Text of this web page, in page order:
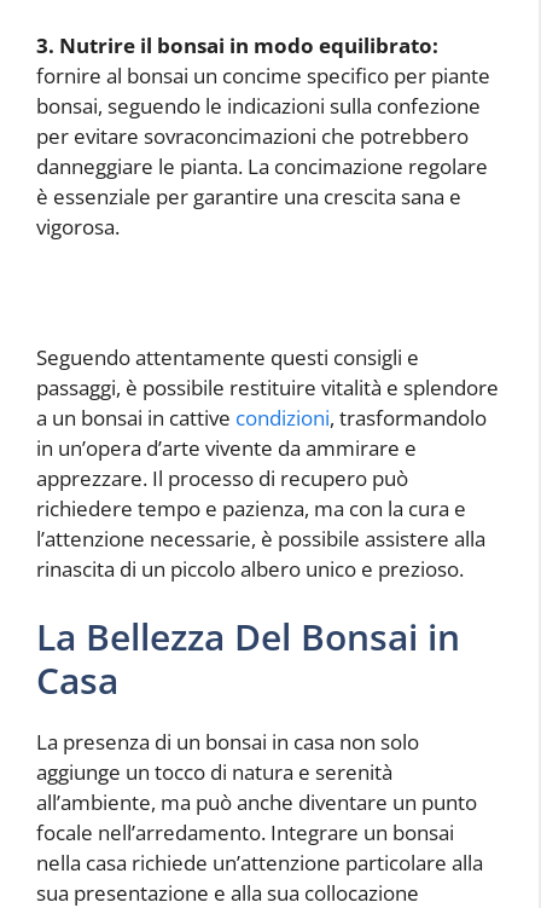
3. Nutrire il bonsai in modo equilibrato:
fornire al bonsai un concime specifico per piante
bonsai, seguendo le indicazioni sulla confezione
per evitare sovraconcimazioni che potrebbero
danneggiare le pianta. La concimazione regolare
è essenziale per garantire una crescita sana e
vigorosa.
Seguendo attentamente questi consigli e
passaggi, è possibile restituire vitalità e splendore
a un bonsai in cattive condizioni, trasformandolo
in un’opera d’arte vivente da ammirare e
apprezzare. Il processo di recupero può
richiedere tempo e pazienza, ma con la cura e
l’attenzione necessarie, è possibile assistere alla
rinascita di un piccolo albero unico e prezioso.
La Bellezza Del Bonsai in
Casa
La presenza di un bonsai in casa non solo
aggiunge un tocco di natura e serenità
all’ambiente, ma può anche diventare un punto
focale nell’arredamento. Integrare un bonsai
nella casa richiede un’attenzione particolare alla
sua presentazione e alla sua collocazione